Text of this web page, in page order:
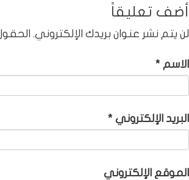
أضف تعليقاً
لن يتم نشر عنوان بريدك الإلكتروني.
الاسم *
البريد الإلكتروني *
الموقع الإلكتروني